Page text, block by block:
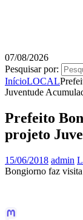
07/08/2026
Pesquisar por:
InícioLOCAL
Juventude
Prefeito
projeto
15/06/2018 admin
Bongiorno faz